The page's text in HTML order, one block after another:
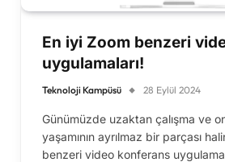
En iyi Zoom benzeri
uygulamaları!
Teknoloji Kampüsü 28 Eylül 2024
Günümüzde uzaktan çalışma ve
yaşamının ayrılmaz bir parçası
benzeri video konferans